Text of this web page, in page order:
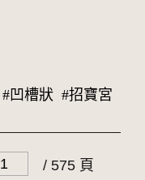
#凹槽狀 #招寶宮
/ 575 頁